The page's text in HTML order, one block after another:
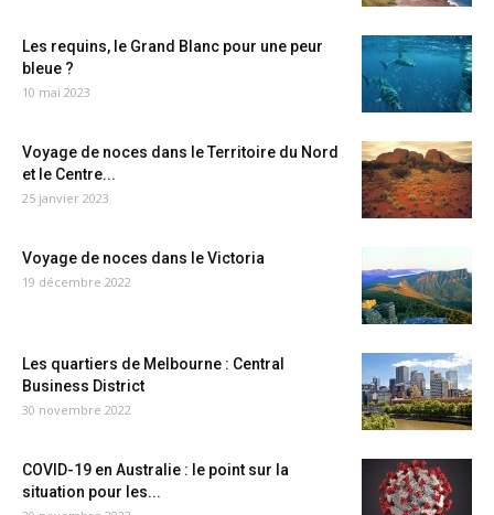
Les requins, le Grand Blanc pour une peur
bleue ?
10 mai 2023
Voyage de noces dans le Territoire du Nord
et le Centre...
25 janvier 2023
Voyage de noces dans le Victoria
19 décembre 2022
Les quartiers de Melbourne : Central
Business District
30 novembre 2022
COVID-19 en Australie : le point sur la
situation pour les...